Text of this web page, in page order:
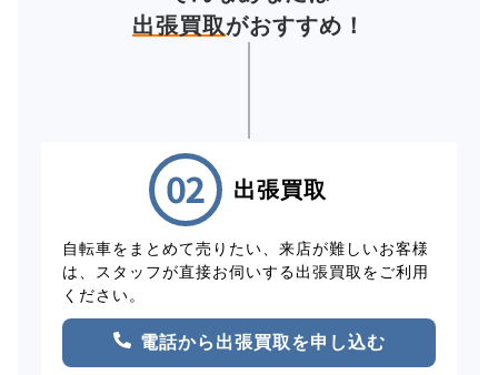
出張買取がおすすめ！
出張買取
自転車をまとめて売りたい、来店が難しいお客様
は、スタッフが直接お伺いする出張買取をご利用
ください。
電話から出張買取を申し込む